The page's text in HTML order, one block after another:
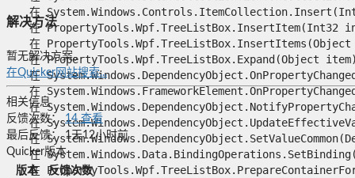
在
在 PropertyTools.Wpf.TreeListBox.InsertItem(Int32
在
   在 PropertyTools.Wpf.TreeListBox.Expand(Object item)
在
在
在
在
在
在
在
解决方法
暂无解决方案。
在Quicker网站搜索...
相关信息
反馈次数： 14查看
最后反馈： 1天12小时前
Quicker版本
版本
反馈次数